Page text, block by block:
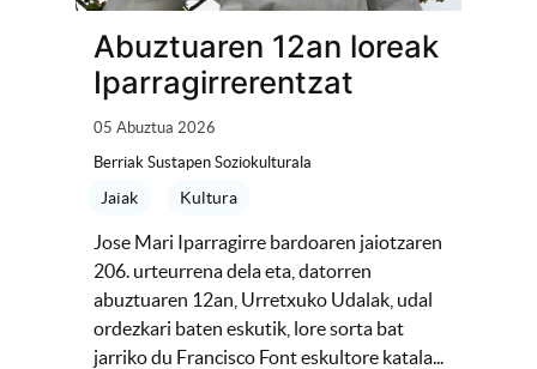
Abuztuaren 12an loreak
Iparragirrerentzat
05 Abuztua 2026
Berriak Sustapen Soziokulturala
Jaiak Kultura
Jose Mari Iparragirre bardoaren jaiotzaren
206. urteurrena dela eta, datorren
abuztuaren 12an, Urretxuko Udalak, udal
ordezkari baten eskutik, lore sorta bat
jarriko du Francisco Font eskultore katala...